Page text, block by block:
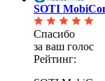
SOTI
Спасибо
за ваш голос
Рейтинг: